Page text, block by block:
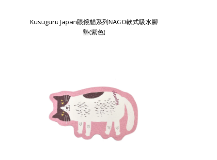
Kusuguru Japan眼鏡貓系列NAGO軟式吸水腳
墊(紫色)